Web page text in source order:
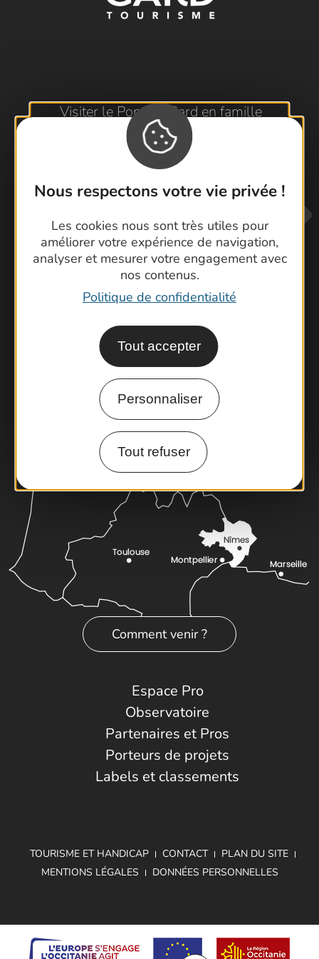
Nous respectons votre vie privée !
Les cookies nous sont très utiles pour
améliorer votre expérience de navigation,
analyser et mesurer votre engagement avec
nos contenus.
Politique de confidentialité
Tout accepter
Personnaliser
Tout refuser
Visiter le Pont du Gard en famille
Les Arènes de Nîmes
Escapade en Camargue
Randonnée en Cévennes
Foire aux questions
Brochures
Cartoguides et Topoguides
Latitude Gard
Comment venir ?
Espace Pro
Observatoire
Partenaires et Pros
Porteurs de projets
Labels et classements
TOURISME ET HANDICAP CONTACT
PLAN DU SITE
MENTIONS LÉGALES
DONNÉES PERSONNELLES